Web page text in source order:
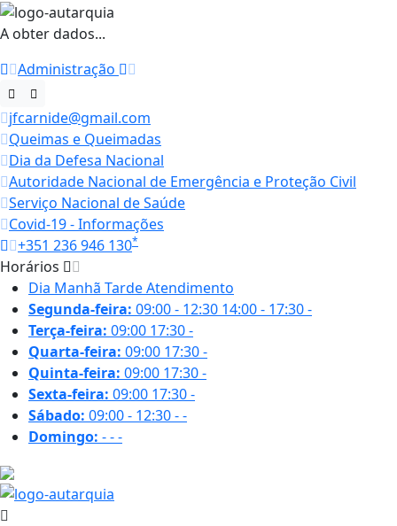
A obter dados...
Administração
jfcarnide@gmail.com
Queimas e Queimadas
Dia da Defesa Nacional
Autoridade Nacional de Emergência e Proteção Civil
Serviço Nacional de Saúde
Covid-19 - Informações
+351 236 946 130*
Horários
Dia Manhã TardeAtendimento
Segunda-feira: 09:00 - 12:30 14:00 - 17:30-
Terça-feira: 09:00 17:30-
Quarta-feira: 09:00 17:30-
Quinta-feira: 09:00 17:30-
Sexta-feira: 09:00 17:30-
Sábado: 09:00 - 12:30--
Domingo: ---